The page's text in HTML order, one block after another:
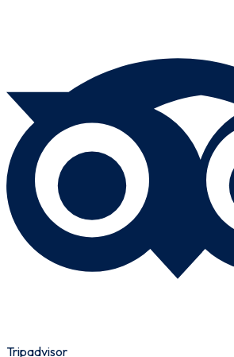
Tripadvisor